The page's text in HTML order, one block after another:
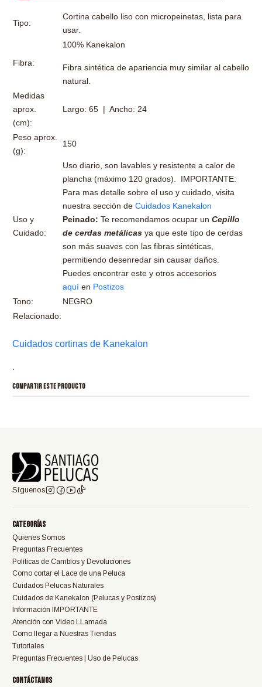
Tipo:
Cortina cabello liso con micropeinetas, lista para
usar.
Fibra:
100% Kanekalon
Fibra sintética de apariencia muy similar al cabello
natural.
Medidas
aprox.
(cm):
Largo: 65 | Ancho: 24
Peso aprox.
(g):
150
Uso y
Cuidado:
Uso diario, son lavables y resistente a calor de
plancha (máximo 120 grados). IMPORTANTE:
Para mas detalle sobre el uso y cuidado, visita
nuestra sección de Cuidados Kanekalon
Peinado: Te recomendamos ocupar un Cepillo
de cerdas metálicas ya que este tipo de cerdas
son más suaves con las fibras sintéticas,
permitiendo desenredar sin causar daños.
Puedes encontrar este y otros accesorios
aquí en Postizos
Tono:
NEGRO
Relacionado:
Cuidados cortinas de Kanekalon
.
COMPARTIR ESTE PRODUCTO
Síguenos
Categorías
Quienes Somos
Preguntas Frecuentes
Políticas de Cambios y Devoluciones
Como cortar el Lace de una Peluca
Cuidados Pelucas Naturales
Cuidados de Kanekalon (Pelucas y Postizos)
Información IMPORTANTE
Atención con Video LLamada
Como llegar a Nuestras Tiendas
Tutoriales
Preguntas Frecuentes | Uso de Pelucas
Contáctanos